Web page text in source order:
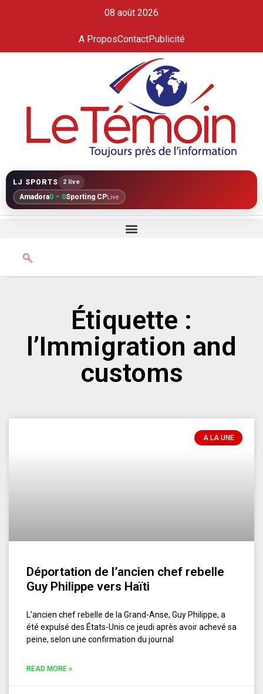
08 août 2026
A ProposContactPublicité
LJ SPORTS 2 live
Amadora0 – 0Sporting CPLive
Étiquette :
l’Immigration and
customs
A LA UNE
Déportation de l’ancien chef rebelle
Guy Philippe vers Haïti
L’ancien chef rebelle de la Grand-Anse, Guy Philippe, a
été expulsé des États-Unis ce jeudi après avoir achevé sa
peine, selon une confirmation du journal
READ MORE »